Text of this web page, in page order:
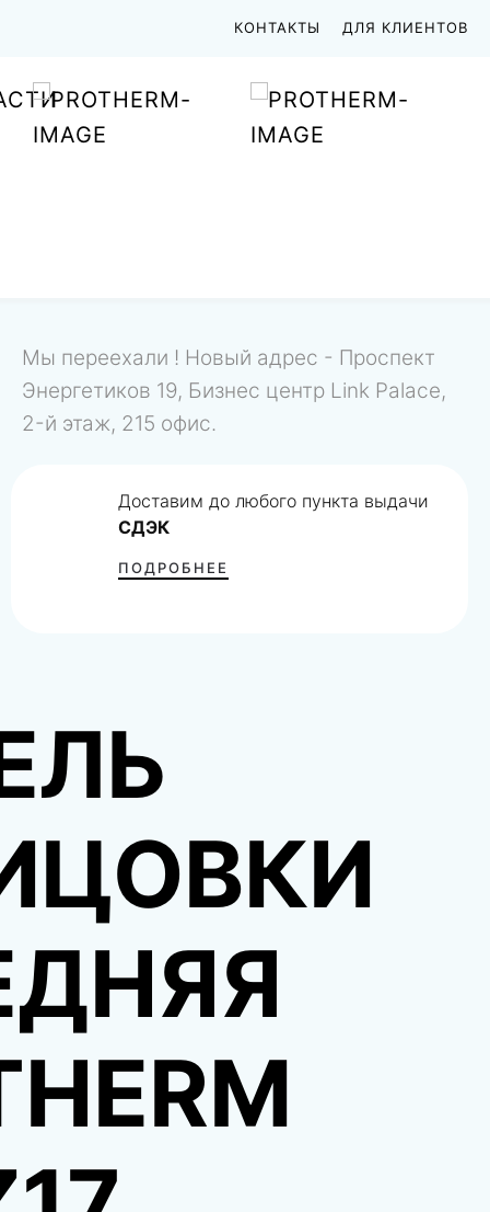
КОНТАКТЫ ДЛЯ КЛИЕНТОВ
Мы переехали ! Новый адрес - Проспект
Энергетиков 19, Бизнес центр Link Palace,
2-й этаж, 215 офис.
Доставим до любого пункта выдачи
СДЭК
ПОДРОБНЕЕ